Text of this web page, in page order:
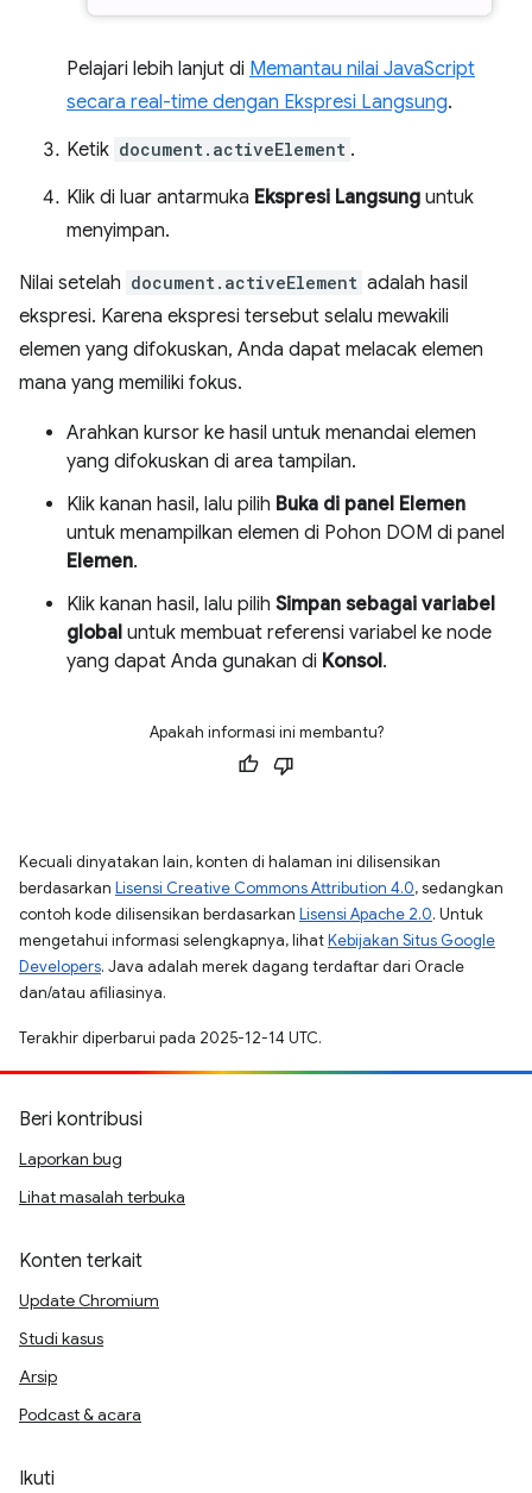
Pelajari lebih lanjut di Memantau nilai JavaScript
secara real-time dengan Ekspresi Langsung.
Ketik document.activeElement .
Klik di luar antarmuka Ekspresi Langsung untuk
menyimpan.
Nilai setelah document.activeElement adalah hasil
ekspresi. Karena ekspresi tersebut selalu mewakili
elemen yang difokuskan, Anda dapat melacak elemen
mana yang memiliki fokus.
Arahkan kursor ke hasil untuk menandai elemen
yang difokuskan di area tampilan.
Klik kanan hasil, lalu pilih Buka di panel Elemen
untuk menampilkan elemen di Pohon DOM di panel
Elemen.
Klik kanan hasil, lalu pilih Simpan sebagai variabel
global untuk membuat referensi variabel ke node
yang dapat Anda gunakan di Konsol.
Apakah informasi ini membantu?
Kecuali dinyatakan lain, konten di halaman ini dilisensikan
berdasarkan Lisensi Creative Commons Attribution 4.0, sedangkan
contoh kode dilisensikan berdasarkan Lisensi Apache 2.0. Untuk
mengetahui informasi selengkapnya, lihatKebijakan Situs Google
Developers. Java adalah merek dagang terdaftar dari Oracle
dan/atau afiliasinya.
Terakhir diperbarui pada 2025-12-14 UTC.
Beri kontribusi
Laporkan bug
Lihat masalah terbuka
Konten terkait
Update Chromium
Studi kasus
Arsip
Podcast & acara
Ikuti